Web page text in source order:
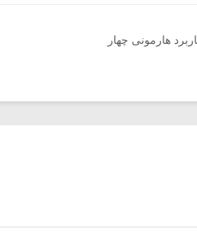
هارمونی چهار